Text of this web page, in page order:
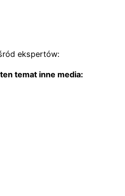
ekspertów:
temat inne media: